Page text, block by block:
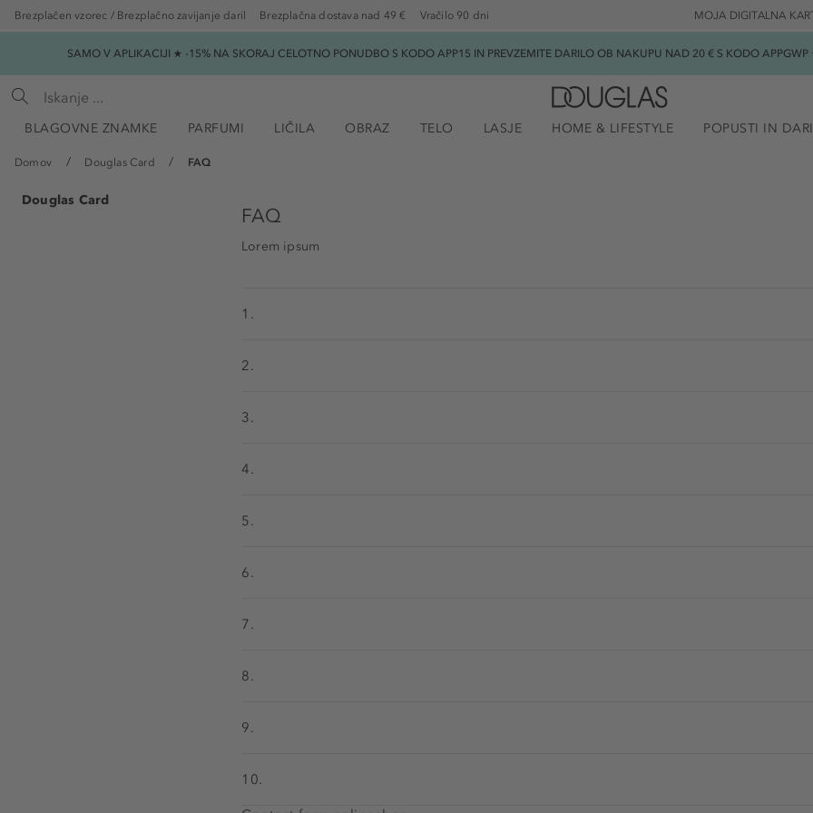
Brezplačen vzorec / Brezplačno zavijanje daril Brezplačna dostava nad 49 € Vračilo 90 dni MOJA DIGITALNA
SAMO V APLIKACIJI ★ -15% NA SKORAJ CELOTNO PONUDBO S KODO APP15 IN PREVZEMITE DARILO OB NAKUPU NAD 20 € S KODO
BLAGOVNE ZNAMKE PARFUMI LIČILA OBRAZ TELO LASJE HOME & LIFESTYLE POPUSTI IN
Domov Douglas Card FAQ
Douglas Card
FAQ
Lorem ipsum
1.
2.
3.
4.
5.
6.
7.
8.
9.
10.